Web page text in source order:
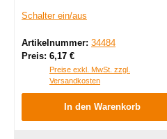
Schalter ein/aus
Artikelnummer: 34484
Preis: Regulärer Preis:
6,17 €
Preise exkl. MwSt. zzgl.
Versandkosten
In den Warenkorb